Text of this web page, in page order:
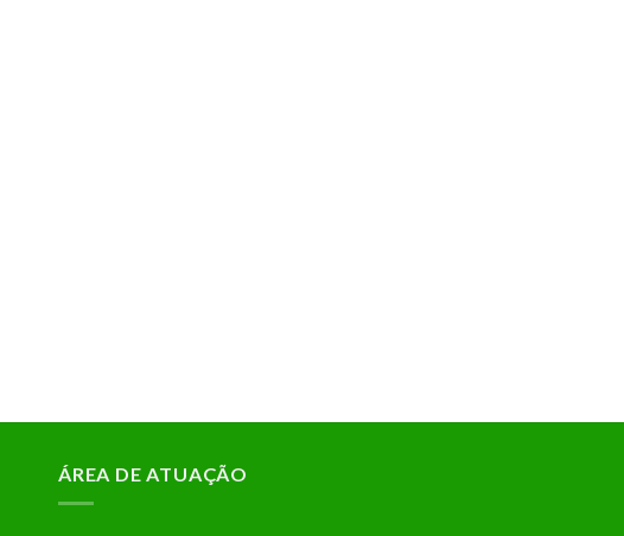
ÁREA DE ATUAÇÃO